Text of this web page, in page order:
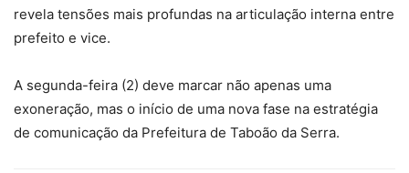
revela tensões mais profundas na articulação interna entre
prefeito e vice.
A segunda-feira (2) deve marcar não apenas uma
exoneração, mas o início de uma nova fase na estratégia
de comunicação da Prefeitura de Taboão da Serra.